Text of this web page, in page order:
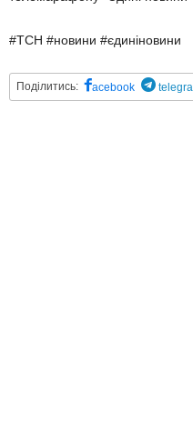
#ТСН #новини #єдиніновини
Поділитись: acebook